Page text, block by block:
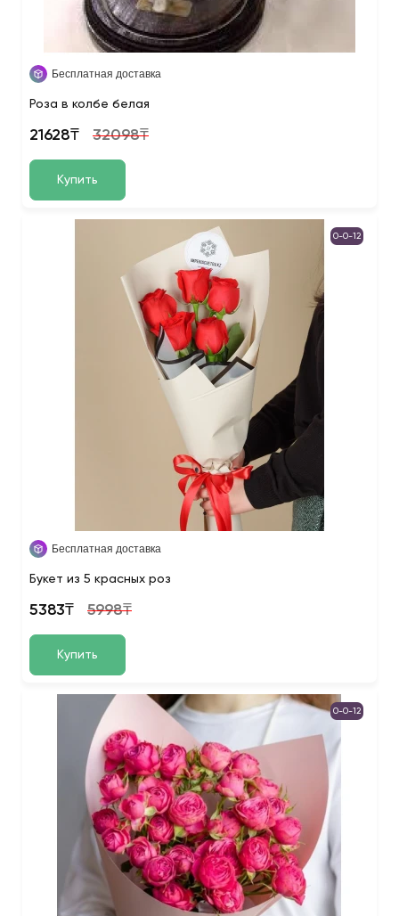
Бесплатная доставка
Роза в колбе белая
21628₸ 32098₸
Купить
0-0-12
Бесплатная доставка
Букет из 5 красных роз
5383₸ 5998₸
Купить
0-0-12